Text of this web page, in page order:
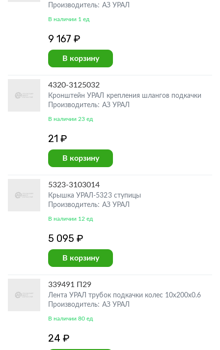
Производитель: АЗ УРАЛ
В наличии 1 ед
9 167 ₽
В корзину
4320-3125032
Кронштейн УРАЛ крепления шлангов подкачки
Производитель: АЗ УРАЛ
В наличии 23 ед
21 ₽
В корзину
5323-3103014
Крышка УРАЛ-5323 ступицы
Производитель: АЗ УРАЛ
В наличии 12 ед
5 095 ₽
В корзину
339491 П29
Лента УРАЛ трубок подкачки колес 10х200х0.6
Производитель: АЗ УРАЛ
В наличии 80 ед
24 ₽